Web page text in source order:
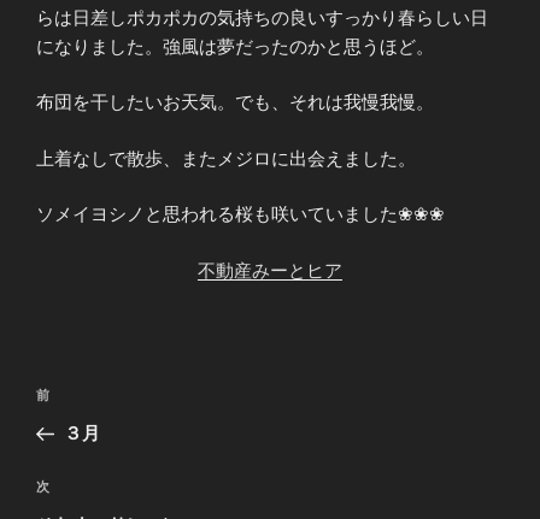
らは日差しポカポカの気持ちの良いすっかり春らしい日
になりました。強風は夢だったのかと思うほど。
布団を干したいお天気。でも、それは我慢我慢。
上着なしで散歩、またメジロに出会えました。
ソメイヨシノと思われる桜も咲いていました❀❀❀
不動産みーとヒア
投
ナ
ビ
前
の
稿
前
３月
次
次